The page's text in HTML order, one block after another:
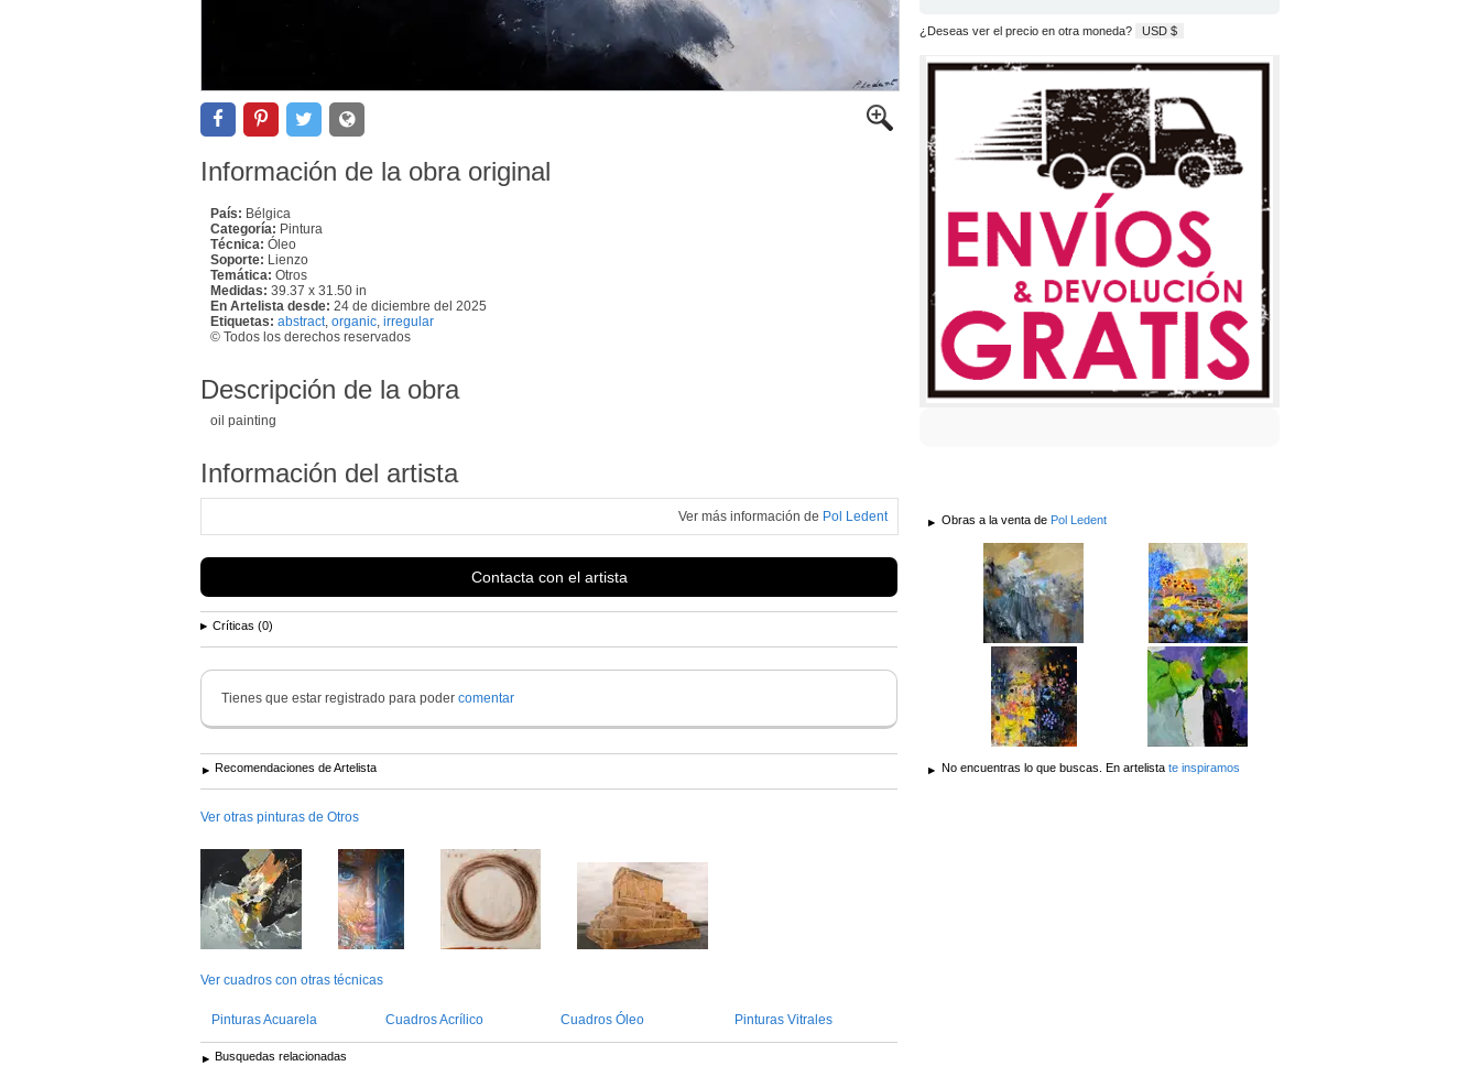
Información de la obra original
País: Bélgica
Categoría: Pintura
Técnica: Óleo
Soporte: Lienzo
Temática: Otros
Medidas: 39.37 x 31.50 in
En Artelista desde: 24 de diciembre del 2025
Etiquetas: abstract, organic irregular
© Todos los derechos reservados
Descripción de la obra
oil painting
Información del artista
Ver más información de Pol Ledent
Contacta con el artista
Críticas (0)
Tienes que estar registrado para poder comentar
Recomendaciones de Artelista
Ver otras pinturas de Otros
Ver cuadros con otras técnicas
Pinturas Acuarela Cuadros Acrílico Cuadros Óleo Pinturas Vitrales
Busquedas relacionadas
¿Deseas ver el precio en otra moneda? USD $
Obras a la venta de Pol Ledent
No encuentras lo que buscas. En artelista te inspiramos